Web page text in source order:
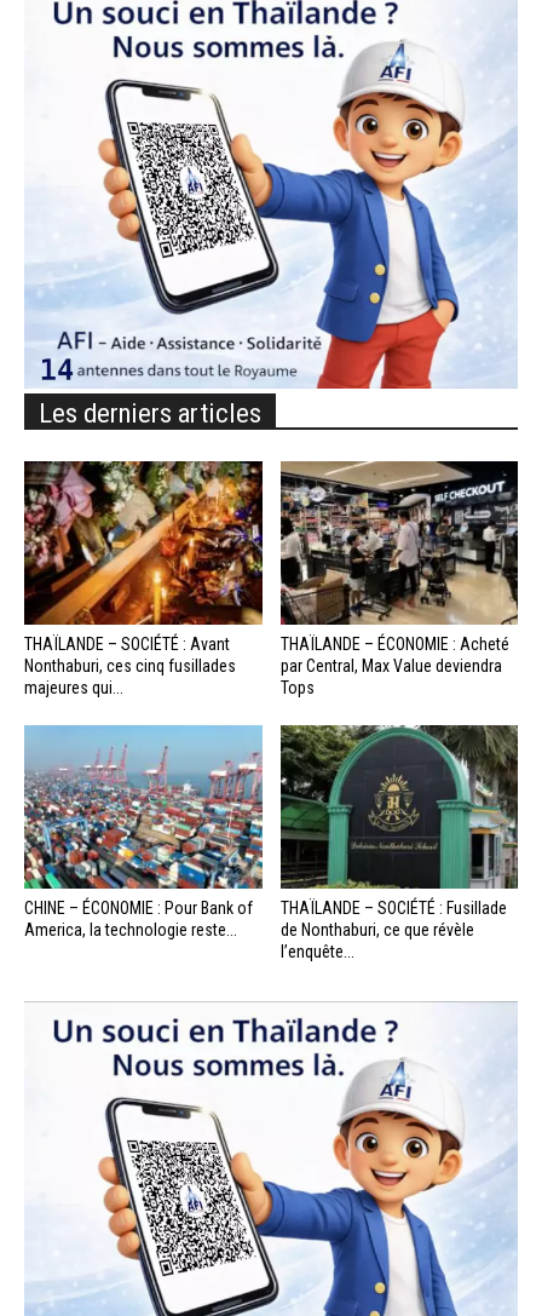
Les derniers articles
THAÏLANDE – SOCIÉTÉ : Avant
Nonthaburi, ces cinq fusillades
majeures qui...
THAÏLANDE – ÉCONOMIE : Acheté
par Central, Max Value deviendra
Tops
CHINE – ÉCONOMIE : Pour Bank of
America, la technologie reste...
THAÏLANDE – SOCIÉTÉ : Fusillade
de Nonthaburi, ce que révèle
l’enquête...